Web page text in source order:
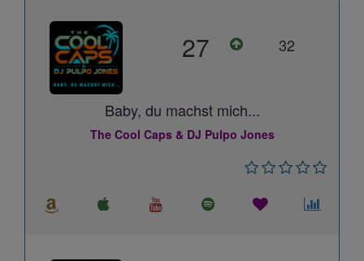
27 32
Baby, du machst mich...
The Cool Caps & DJ Pulpo Jones